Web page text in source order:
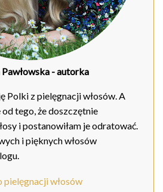
- autorka
Polki z pielęgnacji włosów. A
tego, że doszczętnie
i postanowiłam je odratować.
i pięknych włosów
pielęgnacji włosów